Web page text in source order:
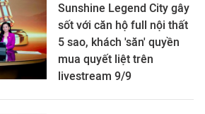
Sunshine Legend City gây
sốt với căn hộ full nội thất
5 sao, khách 'săn' quyền
mua quyết liệt trên
livestream 9/9